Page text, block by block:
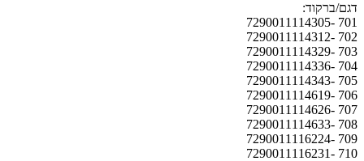
דגם/ברקוד:
701 -7290011114305
702 -7290011114312
703 -7290011114329
704 -7290011114336
705 -7290011114343
706 -7290011114619
707 -7290011114626
708 -7290011114633
709 -7290011116224
710 -7290011116231